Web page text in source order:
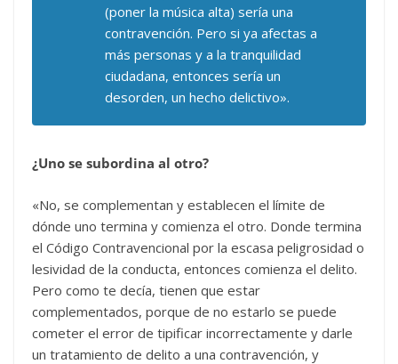
(poner la música alta) sería una
contravención. Pero si ya afectas a
más personas y a la tranquilidad
ciudadana, entonces sería un
desorden, un hecho delictivo».
¿Uno se subordina al otro?
«No, se complementan y establecen el límite de
dónde uno termina y comienza el otro. Donde termina
el Código Contravencional por la escasa peligrosidad o
lesividad de la conducta, entonces comienza el delito.
Pero como te decía, tienen que estar
complementados, porque de no estarlo se puede
cometer el error de tipificar incorrectamente y darle
un tratamiento de delito a una contravención, y